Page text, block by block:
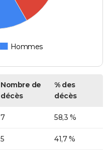
Hommes
Nombre de
décès
% des
décès
7 58,3 %
5 41,7 %